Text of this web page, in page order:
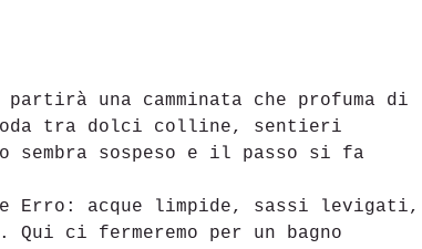
una camminata che profuma di
tra dolci colline, sentieri
sembra sospeso e il passo si fa
Erro: acque limpide, sassi levigati,
ci fermeremo per un bagno